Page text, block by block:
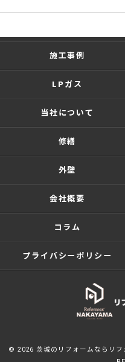
施工事例
LPガス
当社について
修繕
外壁
会社概要
コラム
プライバシーポリシー
© 2026 茨城のリフォームならリフ